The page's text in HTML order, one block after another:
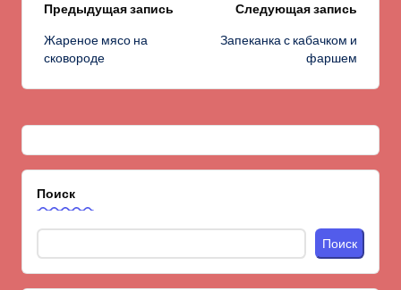
Навигация
записи
Предыдущая запись
Жареное мясо на
сковороде
Следующая запись
Запеканка с кабачком и
фаршем
Поиск
Поиск